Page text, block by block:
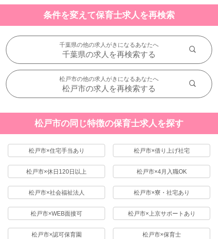
条件を変えて保育士求人を再検索
千葉県の他の求人がきになるあなたへ
千葉県の求人を再検索する
松戸市の他の求人がきになるあなたへ
松戸市の求人を再検索する
松戸市の同じ特徴の保育士求人を探す
松戸市×住宅手当あり 松戸市×借り上げ社宅
松戸市×休日120日以上 松戸市×4月入職OK
松戸市×社会福祉法人 松戸市×寮・社宅あり
松戸市×WEB面接可 松戸市×上京サポートあり
松戸市×認可保育園 松戸市×保育士